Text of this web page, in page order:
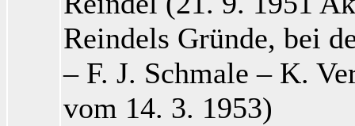
Reindels Gründe, bei
– F. J. Schmale – K.
vom 14. 3. 1953)